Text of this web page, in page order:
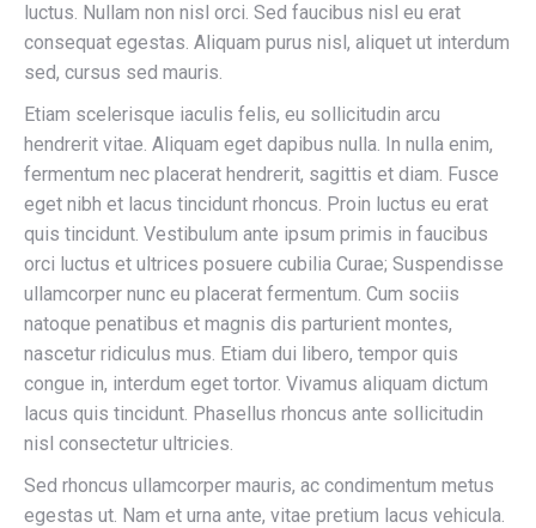
luctus. Nullam non nisl orci. Sed faucibus nisl eu erat
consequat egestas. Aliquam purus nisl, aliquet ut interdum
sed, cursus sed mauris.
Etiam scelerisque iaculis felis, eu sollicitudin arcu
hendrerit vitae. Aliquam eget dapibus nulla. In nulla enim,
fermentum nec placerat hendrerit, sagittis et diam. Fusce
eget nibh et lacus tincidunt rhoncus. Proin luctus eu erat
quis tincidunt. Vestibulum ante ipsum primis in faucibus
orci luctus et ultrices posuere cubilia Curae; Suspendisse
ullamcorper nunc eu placerat fermentum. Cum sociis
natoque penatibus et magnis dis parturient montes,
nascetur ridiculus mus. Etiam dui libero, tempor quis
congue in, interdum eget tortor. Vivamus aliquam dictum
lacus quis tincidunt. Phasellus rhoncus ante sollicitudin
nisl consectetur ultricies.
Sed rhoncus ullamcorper mauris, ac condimentum metus
egestas ut. Nam et urna ante, vitae pretium lacus vehicula.